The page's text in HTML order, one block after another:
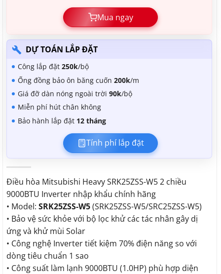
Mua ngay
DỰ TOÁN LẮP ĐẶT
Công lắp đặt 250k/bộ
Ống đồng bảo ôn băng cuốn 200k/m
Giá đỡ dàn nóng ngoài trời 90k/bộ
Miễn phí hút chân không
Bảo hành lắp đặt 12 tháng
Tính phí lắp đặt
Điều hòa Mitsubishi Heavy SRK25ZSS-W5 2 chiều
9000BTU Inverter nhập khẩu chính hãng
• Model: SRK25ZSS-W5(SRK25ZSS-W5/SRC25ZSS-W5)
• Bảo vệ sức khỏe với bộ lọc khử các tác nhân gây dị
ứng và khử mùi Solar
• Công nghệ Inverter tiết kiệm 70% điện năng so với
dòng tiêu chuẩn 1 sao
• Công suất làm lạnh 9000BTU (1.0HP) phù hợp diện